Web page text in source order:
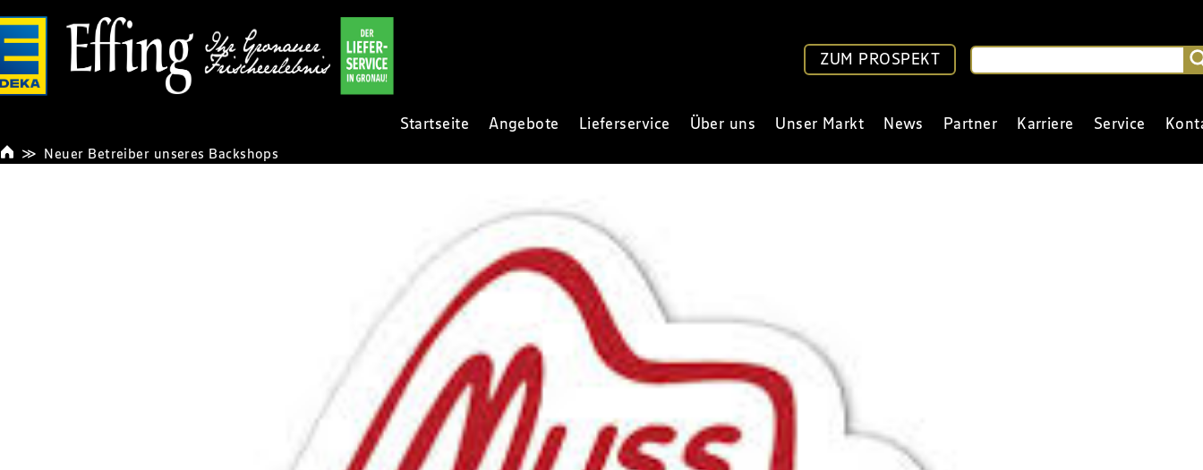
ZUM PROSPEKT
Startseite Angebote Lieferservice Über uns Unser Markt News Partner Karriere Service
Neuer Betreiber unseres Backshops